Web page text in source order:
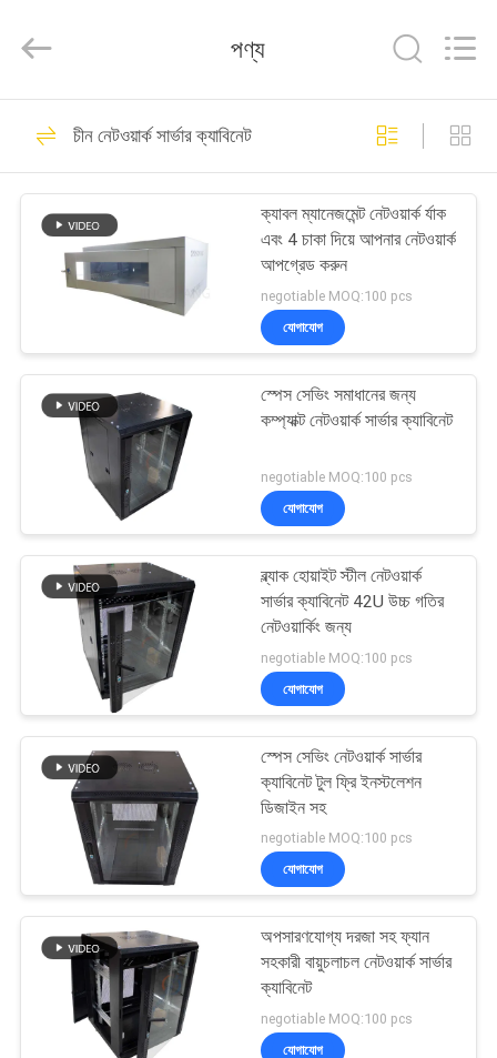
পণ্য
ভিডিও
সম্পর্কে
মান
নিয়ন্ত্রণ
যোগাযোগ
করুন
সাইট
ম্যাপ
গোপনীয়তা
Industry
Rights
নেটওয়ার্ক ল্যান কেবল
95
Cat5e ল্যান তারের
38
Cat6 ল্যান তারের
35
নেটওয়ার্ক সার্ভার ক্যাবিনেট
পণ্য
চীন নেটওয়ার্ক সার্ভার ক্যাবিনেট
ক্যাবল ম্যানেজমেন্ট নেটওয়ার্ক র্যাক
এবং 4 চাকা দিয়ে আপনার নেটওয়ার্ক
আপগ্রেড করুন
negotiable MOQ:100 pcs
যোগাযোগ
স্পেস সেভিং সমাধানের জন্য
কম্প্যাক্ট নেটওয়ার্ক সার্ভার ক্যাবিনেট
negotiable MOQ:100 pcs
যোগাযোগ
ব্ল্যাক হোয়াইট স্টীল নেটওয়ার্ক
সার্ভার ক্যাবিনেট 42U উচ্চ গতির
নেটওয়ার্কিং জন্য
negotiable MOQ:100 pcs
যোগাযোগ
স্পেস সেভিং নেটওয়ার্ক সার্ভার
ক্যাবিনেট টুল ফ্রি ইনস্টলেশন
ডিজাইন সহ
negotiable MOQ:100 pcs
যোগাযোগ
অপসারণযোগ্য দরজা সহ ফ্যান
সহকারী বায়ুচলাচল নেটওয়ার্ক সার্ভার
ক্যাবিনেট
negotiable MOQ:100 pcs
যোগাযোগ